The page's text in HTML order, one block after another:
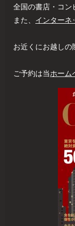
全国の書店・コン
また、 インターネ
お近くにお越しの
ご予約は当ホーム